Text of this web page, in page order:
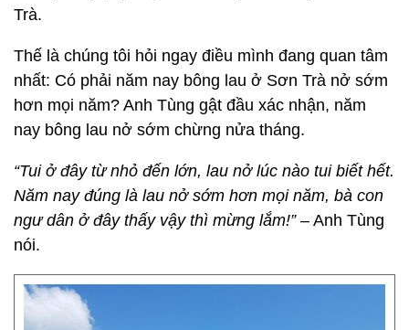
Trà.
Thế là chúng tôi hỏi ngay điều mình đang quan tâm
nhất: Có phải năm nay bông lau ở Sơn Trà nở sớm
hơn mọi năm? Anh Tùng gật đầu xác nhận, năm
nay bông lau nở sớm chừng nửa tháng.
“Tui ở đây từ nhỏ đến lớn, lau nở lúc nào tui biết hết.
Năm nay đúng là lau nở sớm hơn mọi năm, bà con
ngư dân ở đây thấy vậy thì mừng lắm!”– Anh Tùng
nói.